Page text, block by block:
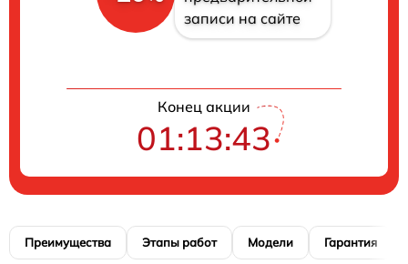
записи на сайте
Конец акции
01:13:42
Преимущества Этапы работ Модели Гарантия